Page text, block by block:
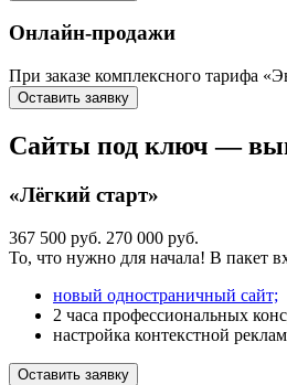
Онлайн-продажи
При заказе комплексного
Оставить заявку
Сайты под ключ —
«Лёгкий старт»
367 500 руб. 270 000 руб.
То, что нужно для начала! В пакет
новый одностраничный сайт;
2 часа профессиональных
настройка контекстной
Оставить заявку